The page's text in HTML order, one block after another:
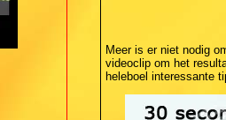
Meer is er niet nodig
videoclip om het
heleboel interessante